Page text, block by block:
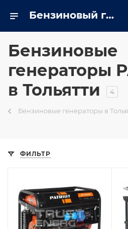
Бензиновый генератор patriot в Тольятти на сайте - tolyatti.trustenergo.ru
Бензиновые
генераторы
в Тольятти
4
Бензиновые генераторы в
ФИЛЬТР